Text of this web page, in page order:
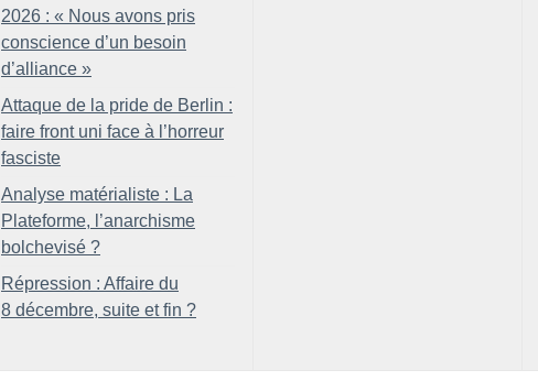
2026 : « Nous avons pris
conscience d’un besoin
d’alliance »
Attaque de la pride de Berlin :
faire front uni face à l’horreur
fasciste
Analyse matérialiste : La
Plateforme, l’anarchisme
bolchevisé ?
Répression : Affaire du
8 décembre, suite et fin ?